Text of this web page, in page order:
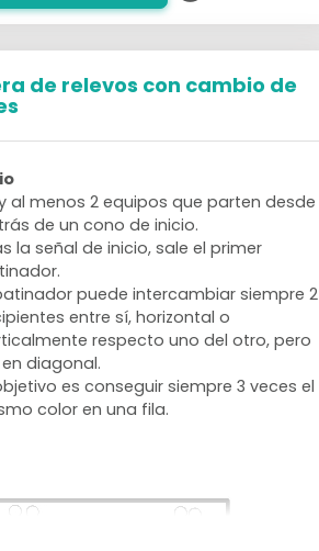
de relevos con cambio de
al menos 2 equipos que parten desde
de un cono de inicio.
la señal de inicio, sale el primer
puede intercambiar siempre 2
entre sí, horizontal o
respecto uno del otro, pero
diagonal.
es conseguir siempre 3 veces el
color en una fila.